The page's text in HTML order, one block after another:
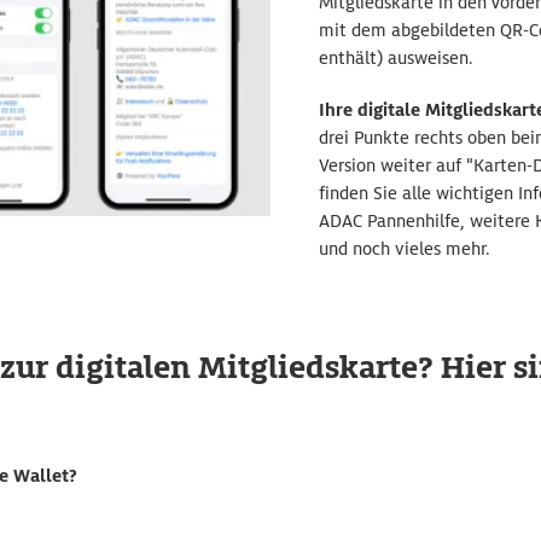
mit dem abgebildeten QR-
enthält) ausweisen.
Ihre digitale
drei Punkte rechts oben
Version weiter auf "Karten-
finden Sie alle wichtigen
ADAC Pannenhilfe,
und noch vieles mehr.
zur digitalen Mitgliedskarte? Hier
Wallet?